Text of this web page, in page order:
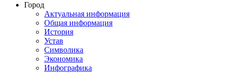
Город
Актуальная информация
Общая информация
История
Устав
Символика
Экономика
Инфографика